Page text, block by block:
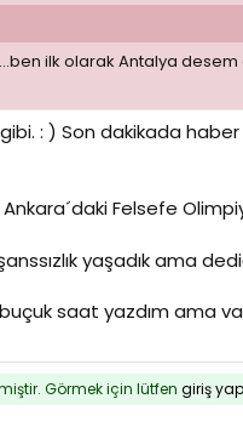
ilk olarak Antalya
gibi. : ) Son dakikada
Felsefe
yaşadık ama
buçuk saat yazdım ama
Görmek için lütfen giriş